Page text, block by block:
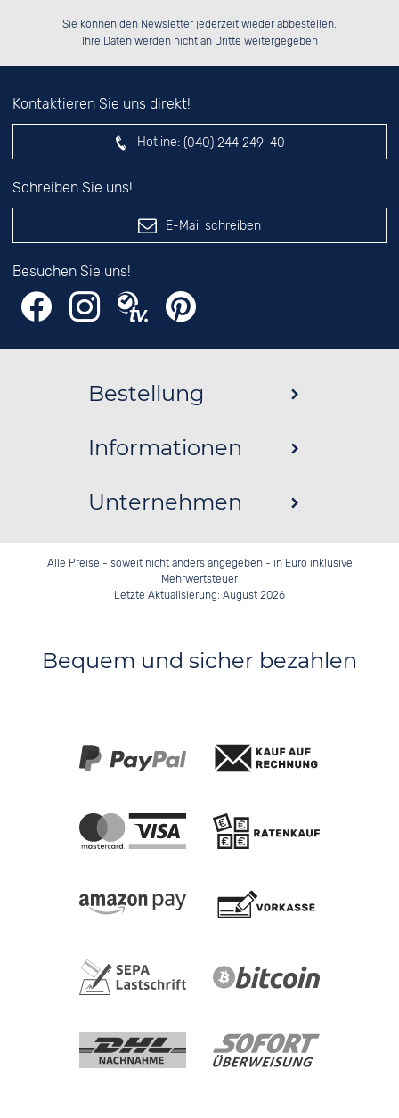
██░░██░░░░░░██░░░░░░██░░░░░░██░░
██████░░░░████░░░░████░░░░████░░
░░░░██░░░░░░██░░██░░░░░░░░░░██░░
Bitte tragen Sie die Zahl in
das nebenstehende Feld ein.
Sie können den Newsletter jederzeit wieder abbestellen.
Ihre Daten werden nicht an Dritte weitergegeben
Kontaktieren Sie uns direkt!
Hotline: (040) 244 249-40
Schreiben Sie uns!
E-Mail schreiben
Besuchen Sie uns!
Bestellung
Informationen
Unternehmen
Alle Preise - soweit nicht anders angegeben - in Euro inklusive
Mehrwertsteuer
Letzte Aktualisierung: August 2026
Bequem und sicher bezahlen